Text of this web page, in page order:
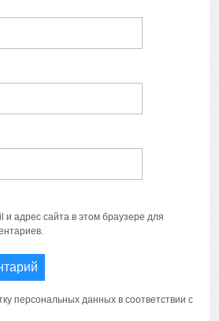
адрес сайта в этом браузере для
персональных данных в соответствии с